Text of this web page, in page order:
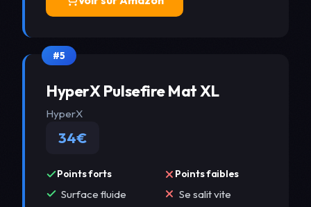
#5
HyperX Pulsefire Mat XL
HyperX
34€
Points forts
Surface fluide
Points faibles
Se salit vite